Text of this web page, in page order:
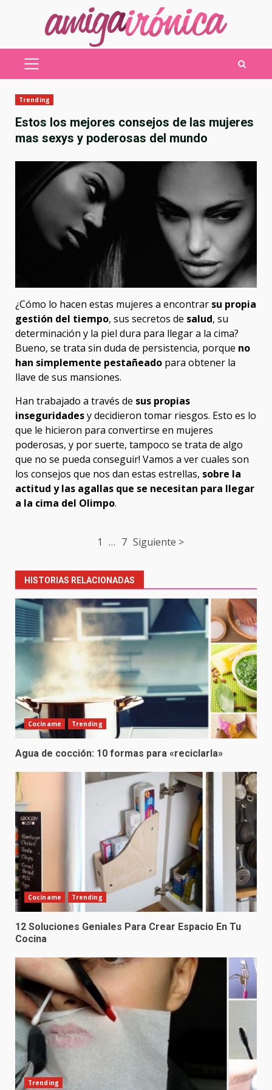
MENÚ
Trending
Estos los mejores consejos de las mujeres
mas sexys y poderosas del mundo
¿Cómo lo hacen estas mujeres a encontrar su propia
gestión del tiempo, sus secretos de salud, su
determinación y la piel dura para llegar a la cima?
Bueno, se trata sin duda de persistencia, porque no
han simplemente pestañeado para obtener la
llave de sus mansiones.
Han trabajado a través de sus propias
inseguridadesy decidieron tomar riesgos. Esto es lo
que le hicieron para convertirse en mujeres
poderosas, y por suerte, tampoco se trata de algo
que no se pueda conseguir! Vamos a ver cuales son
los consejos que nos dan estas estrellas, sobre la
actitud y las agallas que se necesitan para llegar
a la cima del Olimpo.
1 … 7 Siguiente >
HISTORIAS RELACIONADAS
Cocíname Trending
Agua de cocción: 10 formas para «reciclarla»
Cocíname Trending
12 Soluciones Geniales Para Crear Espacio En Tu
Cocina
Trending